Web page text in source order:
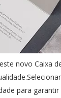
novo Caixa
para